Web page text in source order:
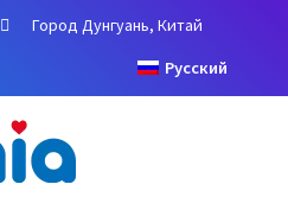
Город Дунгуань, Китай
Русский